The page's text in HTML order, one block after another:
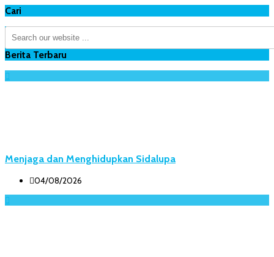
Cari
Berita Terbaru
Menjaga dan Menghidupkan Sidalupa
04/08/2026